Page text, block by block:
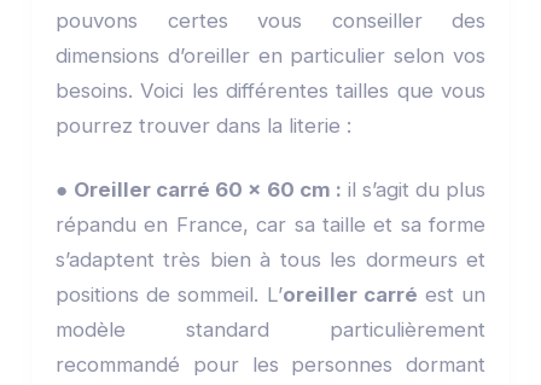
pouvons certes vous conseiller des
dimensions d’oreiller en particulier selon vos
besoins. Voici les différentes tailles que vous
pourrez trouver dans la literie :
● Oreiller carré 60 x 60 cm : il s’agit du plus
répandu en France, car sa taille et sa forme
s’adaptent très bien à tous les dormeurs et
positions de sommeil. L’oreiller carré est un
modèle standard particulièrement
recommandé pour les personnes dormant